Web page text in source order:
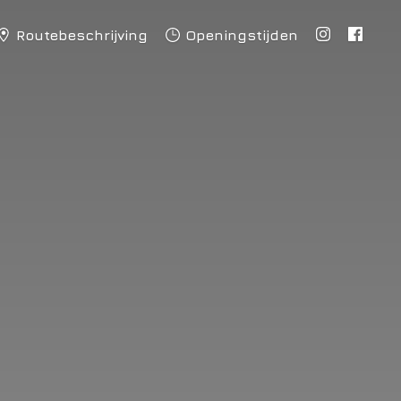
Routebeschrijving Openingstijden